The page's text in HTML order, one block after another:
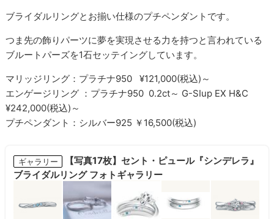
ブライダルリングとお揃い仕様のプチペンダントです。
つま先の飾りパーツに夢を実現させる力を持つと言われている
ブルートパーズを1石セッテイングしています。
マリッジリング：プラチナ950 ¥121,000(税込)～
エンゲージリング ：プラチナ950 0.2ct～ G-SIup EX H&C
¥242,000(税込)～
プチペンダント：シルバー925 ￥16,500(税込)
ギャラリー
【写真17枚】セント・ピュール『シンデレラ』
ブライダルリング フォトギャラリー